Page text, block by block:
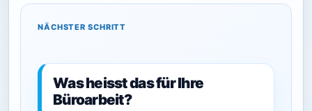
NÄCHSTER SCHRITT
Was heisst das für Ihre
Büroarbeit?